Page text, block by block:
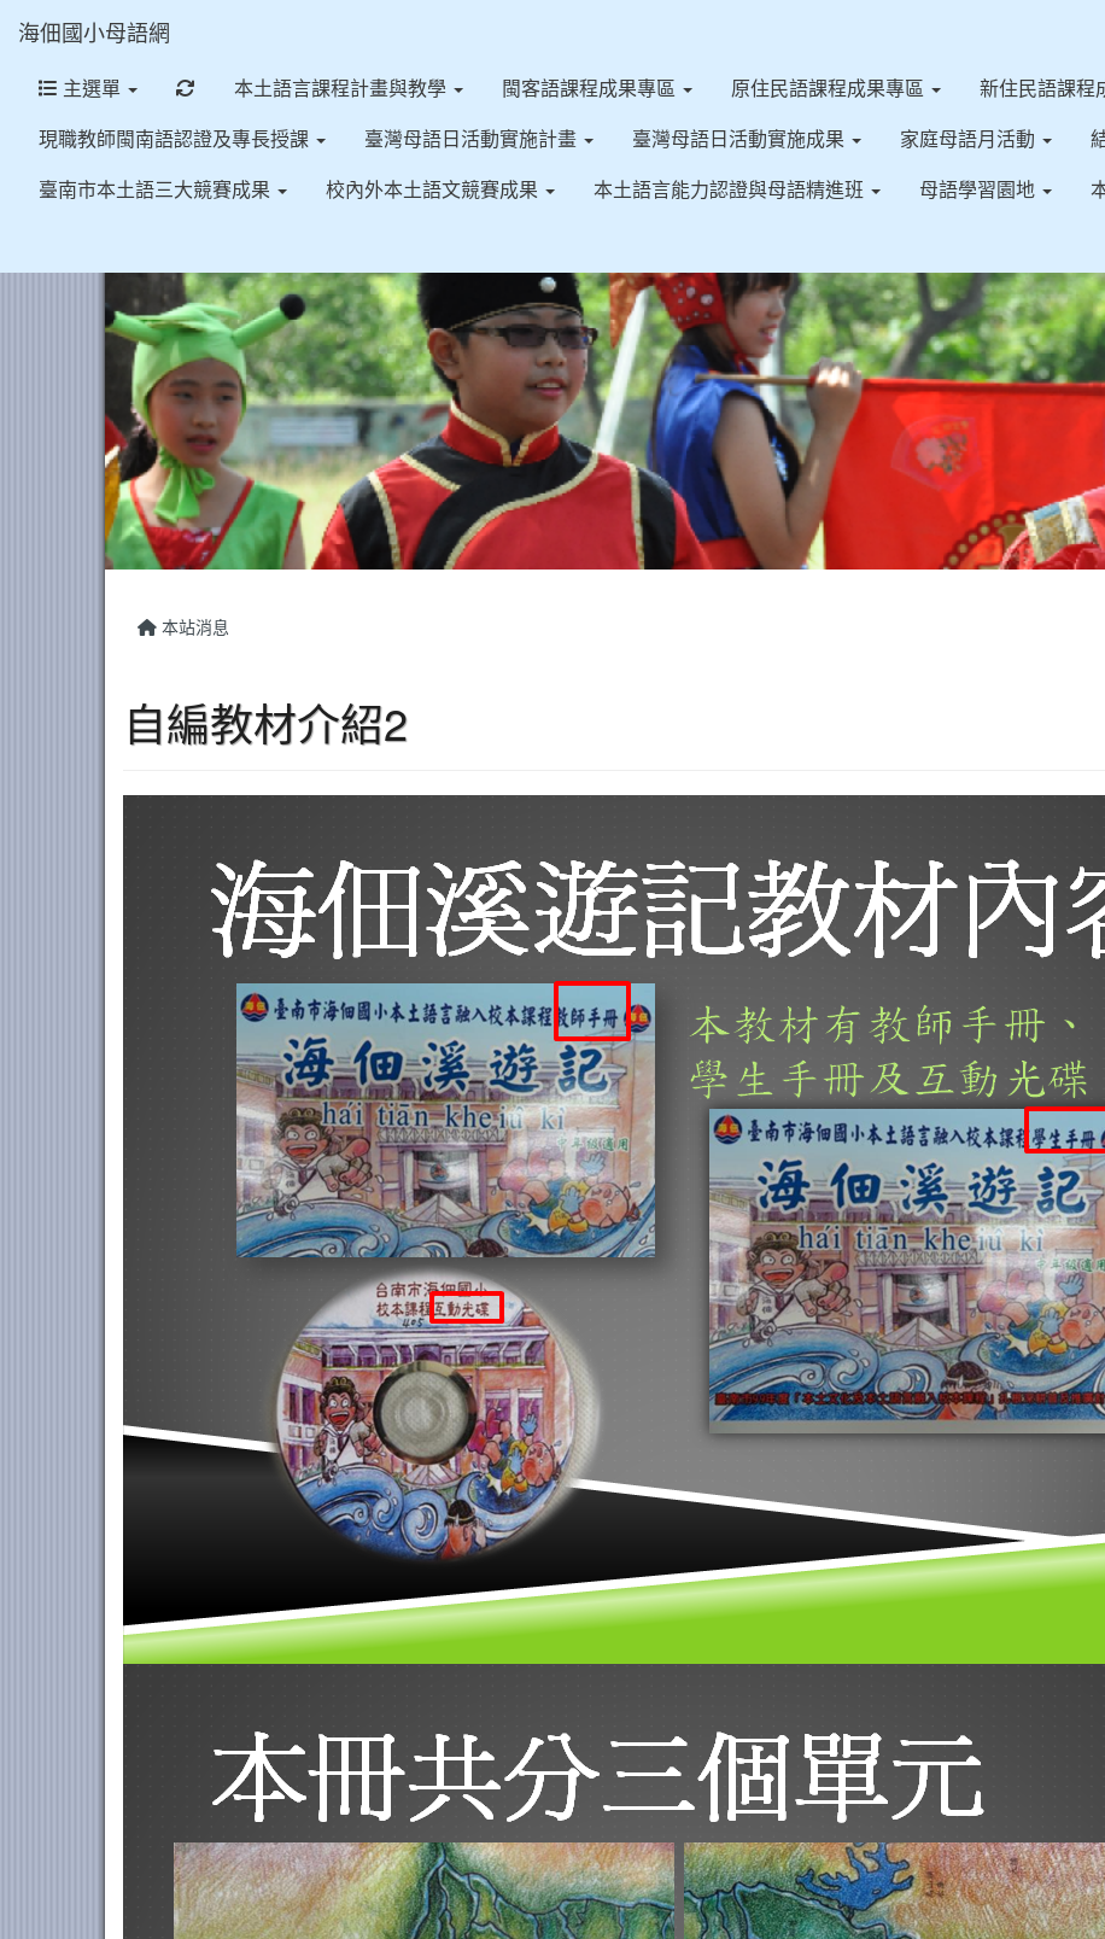
海佃國小母語網
主選單 重新取得佈景設定
本土語言課程計畫與教學 閩客語課程成果專區 原住民語課程成果專區 新住民語課程
現職教師閩南語認證及專長授課
臺灣母語日活動實施計畫 臺灣母語日活動實施成果 家庭母語月活動
臺南市本土語三大競賽成果
校內外本土語文競賽成果 本土語言能力認證與母語精進班 母語學習園地
本站消息
自編教材介紹2